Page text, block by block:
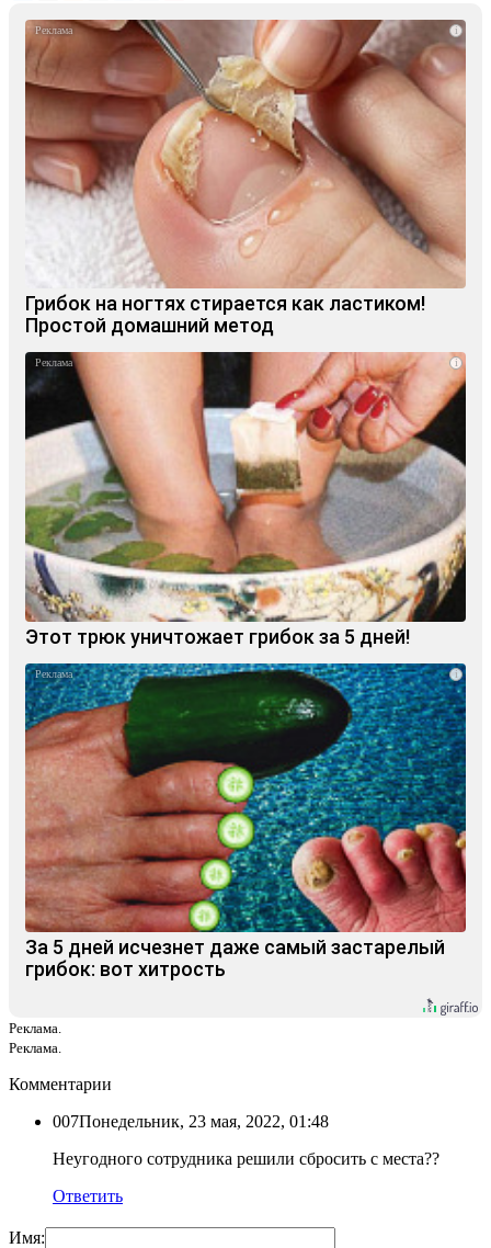
i
Грибок на ногтях стирается как ластиком!
Простой домашний метод
i
Этот трюк уничтожает грибок за 5 дней!
i
За 5 дней исчезнет даже самый застарелый
грибок: вот хитрость
Реклама.
Реклама.
Комментарии
007Понедельник, 23 мая, 2022, 01:48
Неугодного сотрудника решили сбросить с места??
Ответить
Имя: